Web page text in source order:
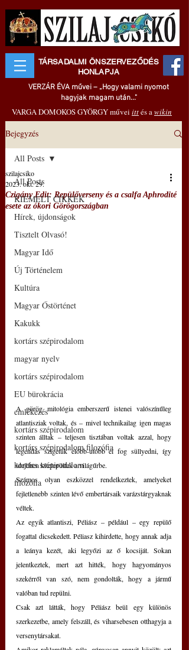
TÁRSADALMI ÖNSZERVEZŐDÉS
HONLAPJA
VERZÁR ÉVA művei – „Hogy valami nyomot
hagyjak magam után..."
VARGA DOMOKOS GYÖRGY művei ittés awikin
Bejegyzés
All Posts
KIEMELT CIKKEK
Hírek, újdonságok
Tisztelt Olvasó!
Magyar Idő
Új Történelem
Kultúra
Magyar Őstörténet
Kakukk
kortárs szépirodalom
magyar nyelv
kortárs szépirodalom
EU bürokrácia
emlékezés
kortárs szépirodalom
kortárs szépirodalom filozófia
kortárs szépirodalom
filozófia
All Posts
Czigány Edit: Repülőverseny és a csalfa Aphrodité
esete az ókori Görögországban
szilajcsiko
2023. okt. 29.
A görög mitológia emberszerű istenei valószínűleg
atlantisziak voltak, és – mivel technikailag igen magas
szinten álltak – teljesen tisztában voltak azzal, hogy
legendás szigetük előbb-utóbb el fog süllyedni, így
idejében kitelepültek a világűrbe.
Számos olyan eszközzel rendelkeztek, amelyeket
fejletlenebb szinten lévő embertársaik varázstárgyaknak
véltek.
Az egyik atlantiszi, Péliász – például – egy repülő
fogattal dicsekedett. Péliasz kihirdette, hogy annak adja
a leánya kezét, aki legyőzi az ő kocsiját. Sokan
jelentkeztek, mert azt hitték, hogy hagyományos
szekérről van szó, nem gondolták, hogy a jármű
valóban tud repülni.
Csak azt látták, hogy Péliász beül egy különös
szerkezetbe, amely felszáll, és viharsebesen otthagyja a
versenytársakat.